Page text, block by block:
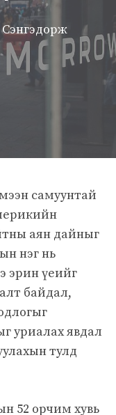
Сэнгэдорж
самуунтай
аян дайныг
нэг нь
эрин үеийг
байдал,
уриалах явдал
тулд
52 орчим хувь